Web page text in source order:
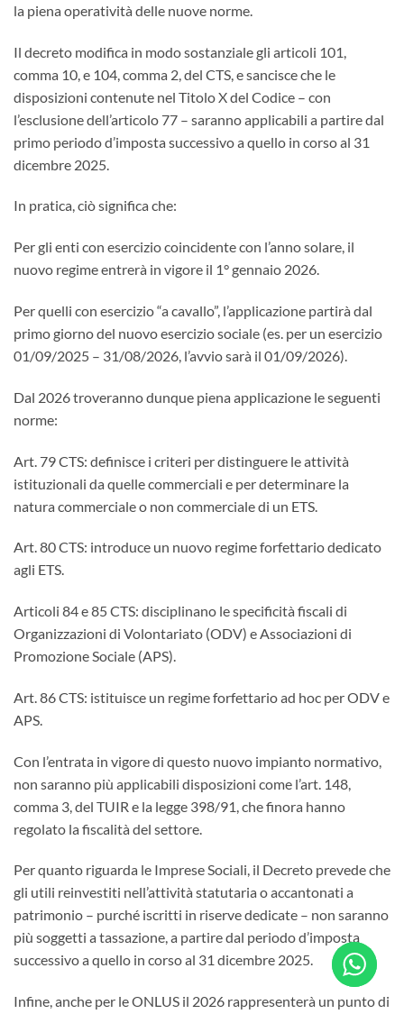
la piena operatività delle nuove norme.
Il decreto modifica in modo sostanziale gli articoli 101,
comma 10, e 104, comma 2, del CTS, e sancisce che le
disposizioni contenute nel Titolo X del Codice – con
l’esclusione dell’articolo 77 – saranno applicabili a partire dal
primo periodo d’imposta successivo a quello in corso al 31
dicembre 2025.
In pratica, ciò significa che:
Per gli enti con esercizio coincidente con l’anno solare, il
nuovo regime entrerà in vigore il 1° gennaio 2026.
Per quelli con esercizio “a cavallo”, l’applicazione partirà dal
primo giorno del nuovo esercizio sociale (es. per un esercizio
01/09/2025 – 31/08/2026, l’avvio sarà il 01/09/2026).
Dal 2026 troveranno dunque piena applicazione le seguenti
norme:
Art. 79 CTS: definisce i criteri per distinguere le attività
istituzionali da quelle commerciali e per determinare la
natura commerciale o non commerciale di un ETS.
Art. 80 CTS: introduce un nuovo regime forfettario dedicato
agli ETS.
Articoli 84 e 85 CTS: disciplinano le specificità fiscali di
Organizzazioni di Volontariato (ODV) e Associazioni di
Promozione Sociale (APS).
Art. 86 CTS: istituisce un regime forfettario ad hoc per ODV e
APS.
Con l’entrata in vigore di questo nuovo impianto normativo,
non saranno più applicabili disposizioni come l’art. 148,
comma 3, del TUIR e la legge 398/91, che finora hanno
regolato la fiscalità del settore.
Per quanto riguarda le Imprese Sociali, il Decreto prevede che
gli utili reinvestiti nell’attività statutaria o accantonati a
patrimonio – purché iscritti in riserve dedicate – non saranno
più soggetti a tassazione, a partire dal periodo d’imposta
successivo a quello in corso al 31 dicembre 2025.
Infine, anche per le ONLUS il 2026 rappresenterà un punto di